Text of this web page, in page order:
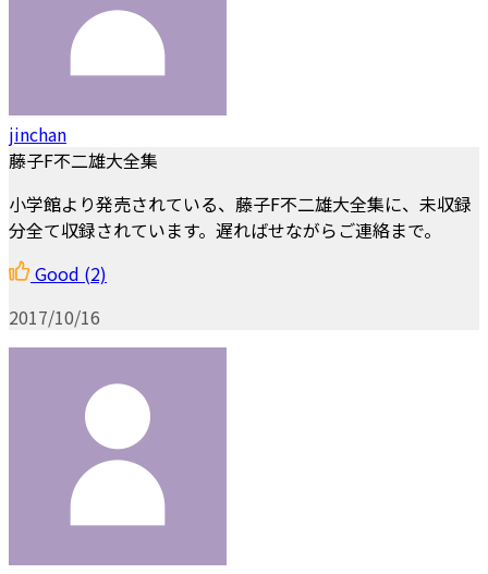
jinchan
藤子F不二雄大全集
小学館より発売されている、藤子F不二雄大全集に、未収録
分全て収録されています。遅ればせながらご連絡まで。
Good (2)
2017/10/16